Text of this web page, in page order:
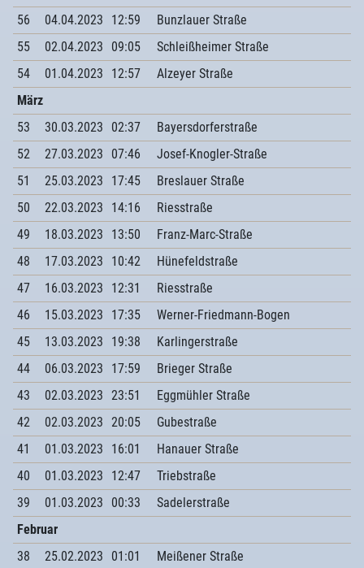
56
04.04.2023 12:59
Bunzlauer Straße
55
02.04.2023 09:05
Schleißheimer Straße
54
01.04.2023 12:57
Alzeyer Straße
März
53
30.03.2023 02:37
Bayersdorferstraße
52
27.03.2023 07:46
Josef-Knogler-Straße
51
25.03.2023 17:45
Breslauer Straße
50
22.03.2023 14:16
Riesstraße
49
18.03.2023 13:50
Franz-Marc-Straße
48
17.03.2023 10:42
Hünefeldstraße
47
16.03.2023 12:31
Riesstraße
46
15.03.2023 17:35
Werner-Friedmann-Bogen
45
13.03.2023 19:38
Karlingerstraße
44
06.03.2023 17:59
Brieger Straße
43
02.03.2023 23:51
Eggmühler Straße
42
02.03.2023 20:05
Gubestraße
41
01.03.2023 16:01
Hanauer Straße
40
01.03.2023 12:47
Triebstraße
39
01.03.2023 00:33
Sadelerstraße
Februar
38
25.02.2023 01:01
Meißener Straße